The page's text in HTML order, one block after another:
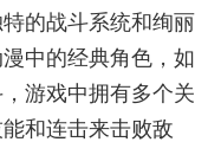
的战斗系统和绚丽
中的经典角色，如
游戏中拥有多个关
和连击来击败敌